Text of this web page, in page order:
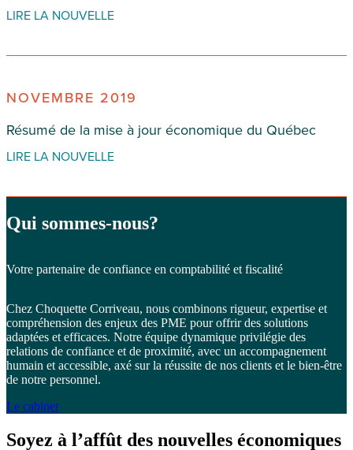
LIRE LA NOUVELLE
NOVEMBRE 2019
Résumé de la mise à jour économique du Québec
LIRE LA NOUVELLE
Qui sommes-nous?
Votre partenaire de confiance en comptabilité et fiscalité
Chez Choquette Corriveau, nous combinons rigueur, expertise et
compréhension des enjeux des PME pour offrir des solutions
adaptées et efficaces. Notre équipe dynamique privilégie des
relations de confiance et de proximité, avec un accompagnement
humain et accessible, axé sur la réussite de nos clients et le bien-être
de notre personnel.
Le cabinet
Soyez à l’affût des nouvelles économiques